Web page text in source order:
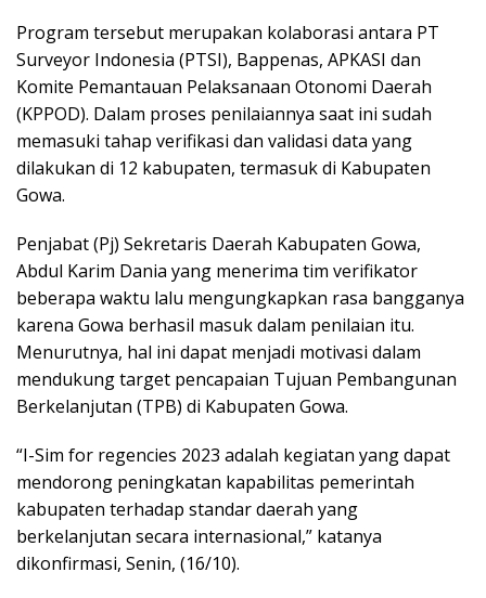
Program tersebut merupakan kolaborasi antara PT
Surveyor Indonesia (PTSI), Bappenas, APKASI dan
Komite Pemantauan Pelaksanaan Otonomi Daerah
(KPPOD). Dalam proses penilaiannya saat ini sudah
memasuki tahap verifikasi dan validasi data yang
dilakukan di 12 kabupaten, termasuk di Kabupaten
Gowa.
Penjabat (Pj) Sekretaris Daerah Kabupaten Gowa,
Abdul Karim Dania yang menerima tim verifikator
beberapa waktu lalu mengungkapkan rasa bangganya
karena Gowa berhasil masuk dalam penilaian itu.
Menurutnya, hal ini dapat menjadi motivasi dalam
mendukung target pencapaian Tujuan Pembangunan
Berkelanjutan (TPB) di Kabupaten Gowa.
“I-Sim for regencies 2023 adalah kegiatan yang dapat
mendorong peningkatan kapabilitas pemerintah
kabupaten terhadap standar daerah yang
berkelanjutan secara internasional,” katanya
dikonfirmasi, Senin, (16/10).